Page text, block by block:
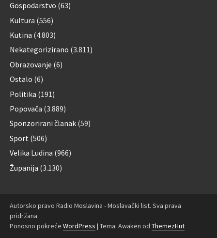
Gospodarstvo (63)
Kultura (556)
Kutina (4.803)
Nekategorizirano (3.811)
Obrazovanje (6)
Ostalo (6)
Politika (191)
Popovača (3.889)
Sponzorirani članak (59)
Sport (506)
Velika Ludina (966)
Županija (3.130)
Autorsko pravo Radio Moslavina - Moslavački list. Sva prava
pridržana.
Ponosno pokreće WordPress | Tema: Awaken od ThemezHut